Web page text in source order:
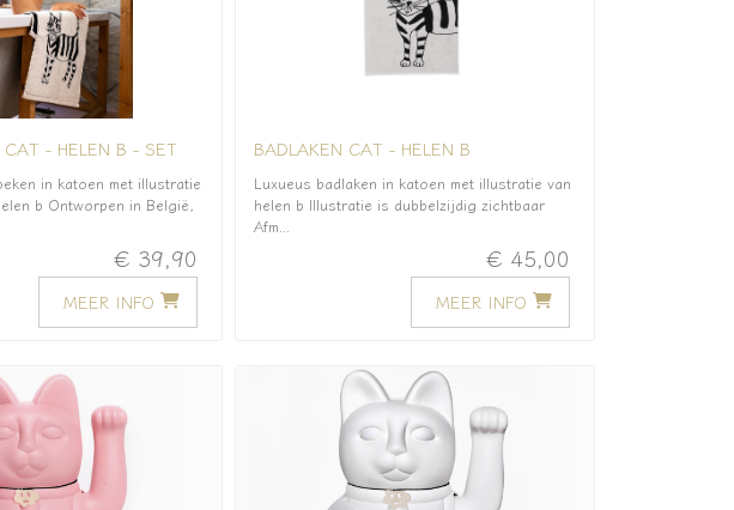
- HELEN B - SET
in katoen met illustratie
b Ontworpen in België,
€ 39,90
MEER INFO
BADLAKEN CAT - HELEN B
Luxueus badlaken in katoen met illustratie van
helen b Illustratie is dubbelzijdig zichtbaar
Afm...
€ 45,00
MEER INFO